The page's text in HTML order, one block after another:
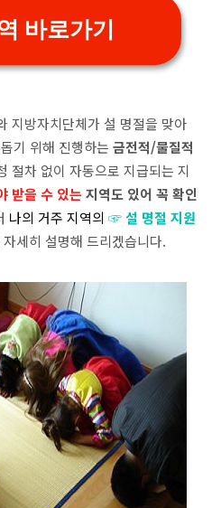
바로가기
지방자치단체가 설 명절을 맞아
기 위해 진행하는 금전적/물질적
절차 없이 자동으로 지급되는 지
받을 수 있는 지역도 있어 꼭 확인
나의 거주 지역의 ☞ 설 명절 지원
세히 설명해 드리겠습니다.